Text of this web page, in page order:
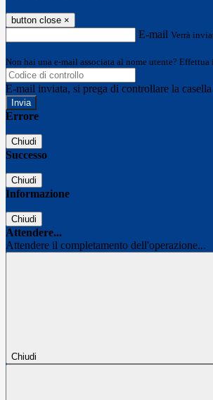
button close ×
E-mail Verrà
Non hai una e-mail associata al nome utente?
E-mail inviata, si prega di controllare la
Errore
Chiudi
Successo
Chiudi
Informazione
Chiudi
Attendere...
Attendere il completamento dell'operazione...
Chiudi